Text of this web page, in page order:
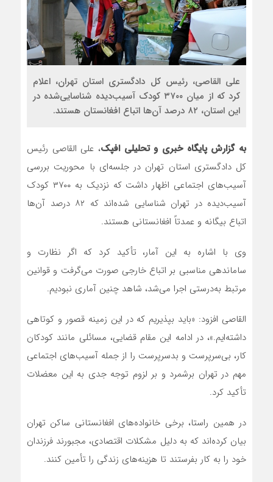
علی القاصی، رئیس کل دادگستری استان تهران، اعلام
کرد که از میان ۳۷۰۰ کودک آسیب‌دیده شناسایی‌شده در
این استان، ۸۲ درصد آن‌ها اتباع افغانستان هستند.
به گزارش پایگاه خبری و تحلیلی افپک، علی القاصی رئیس
کل دادگستری استان تهران در جلسه‌ای با محوریت بررسی
آسیب‌های اجتماعی اظهار داشت که نزدیک به ۳۷۰۰ کودک
آسیب‌دیده در تهران شناسایی شده‌اند که ۸۲ درصد آن‌ها
اتباع بیگانه و عمدتاً افغانستانی هستند.
وی با اشاره به این آمار، تأکید کرد که اگر نظارت و
ساماندهی مناسبی بر اتباع خارجی صورت می‌گرفت و قوانین
مرتبط به‌درستی اجرا می‌شد، شاهد چنین آماری نبودیم.
القاصی افزود: «باید بپذیریم که در این زمینه قصور و کوتاهی
داشته‌ایم.»، در ادامه این مقام قضایی، مسائلی مانند کودکان
کار، بی‌سرپرست و بدسرپرست را از جمله آسیب‌های اجتماعی
مهم در تهران برشمرد و بر لزوم توجه جدی به این معضلات
تأکید کرد.
در همین راستا، برخی خانواده‌های افغانستانی ساکن تهران
بیان کرده‌اند که به دلیل مشکلات اقتصادی، مجبورند فرزندان
خود را به کار بفرستند تا هزینه‌های زندگی را تأمین کنند.